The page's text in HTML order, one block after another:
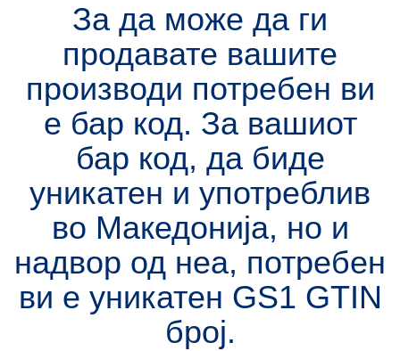
За да може да ги
продавате вашите
производи потребен ви
е бар код. За вашиот
бар код, да биде
уникатен и употреблив
во Македонија, но и
надвор од неа, потребен
ви е уникатен GS1 GTIN
број.